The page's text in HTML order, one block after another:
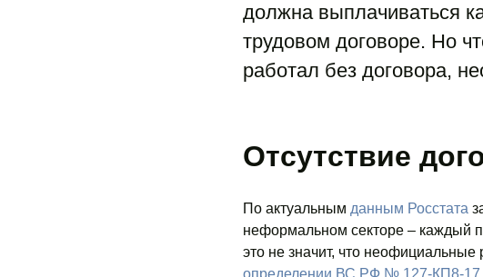
должна выплачиваться
трудовом договоре. Но
работал без договора,
Отсутствие
По актуальным данным Росстата
неформальном секторе – каждый
это не значит, что
определении ВС РФ № 127-КП8-17